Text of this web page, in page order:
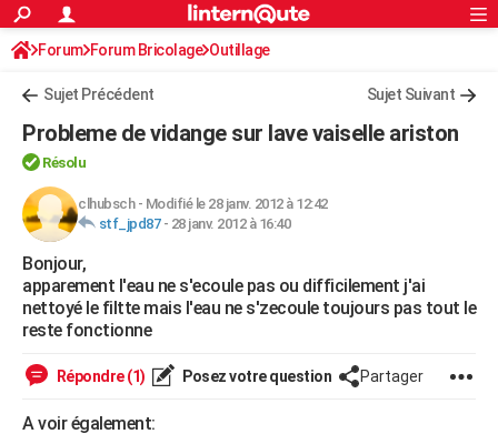
ACTUALITÉS
Politique
Société
Faits Divers
Education
Monde
Villes
+
Programme TV
TNTStreaming
Cinéma
Sorties cinéma
Musique
+FINANCE
Retraite
Impôts
Epargne
Immobilier
Risques naturels par ville
Banque
Assurance
Crédit
AUTO
Essais
Réserver un essai
Citadines
Berlines
SUV
Forum auto
Mobiles
Meilleur smartphone
Internet
Ordinateurs
Jeux vidéo
Guide high-tech
+BRICOLAGE
Forum
Aménagement intérieur
Extérieur
Cuisine
Salle de bains
Jardinage
Rangement
Guides de France
Escapades
Patrimoine
Expositions
Musées
Week-end nature
LIFESTYLE
Art de vivre
Bien-être
Loisirs
Mode
Modes de vie
SANTE
S'inscrire
Connexion
Forum Forum Bricolage Outillage
Sujet Précédent Sujet Suivant
Probleme de vidange sur lave vaiselle ariston
Résolu
clhubsch- Modifié le 28 janv. 2012 à 12:42
stf_jpd87- 28 janv. 2012 à 16:40
Bonjour,
apparement l'eau ne s'ecoule pas ou difficilement j'ai
nettoyé le filtte mais l'eau ne s'zecoule toujours pas tout le
reste fonctionne
Répondre (1) Posez votre question Partager
A voir également: